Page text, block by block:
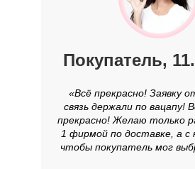
Покупатель,
«Всё прекрасно! Заявку
связь держали по вацапу!
прекрасно! Желаю только
1 фирмой по доставке, а с
чтобы покупатель мог